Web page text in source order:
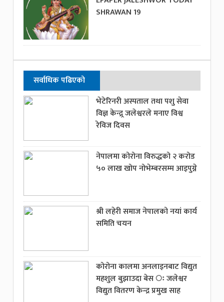
SHRAWAN 19
सर्वाधिक पढिएको
भेटेरिनरी अस्पताल तथा पशु सेवा
विज्ञ केन्द्र्र जलेश्वरले मनाए विश्व
रेविज दिवस
नेपालमा कोरोना विरुद्धको २ करोड
५० लाख खोप नोभेम्बरसम्म आइपुग्ने
श्री लहेरी समाज नेपालको नयां कार्य
समिति चयन
कोरोना कालमा अनलाइनबाट विद्युत
महशुल बुझाउदा बेस ः जलेश्वर
विद्युत वितरण केन्द्र प्रमुख साह